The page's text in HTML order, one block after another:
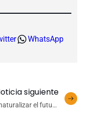
WhatsApp
siguiente
el futuro